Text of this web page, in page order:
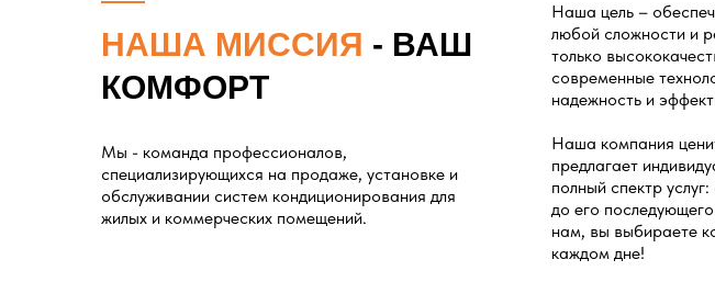
НАША МИССИЯ - ВАШ
КОМФОРТ
Мы - команда профессионалов,
специализирующихся на продаже, установке и
обслуживании систем кондиционирования для
жилых и коммерческих помещений.
Наша цель –
любой сложности и
только
современные
надежность и
Наша компания
предлагает
полный спектр
до его
нам, вы выбираете
каждом дне!